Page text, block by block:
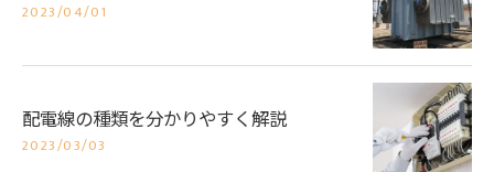
2023/04/01
配電線の種類を分かりやすく解説
2023/03/03